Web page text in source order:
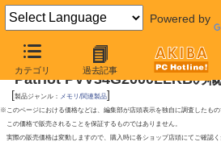
Powered by
カテゴリ 過去記事
2009年9月19日号
Patriot PVV34G2000LLKBの
[製品ジャンル： メモリ/関連製品]
※このページにおける価格などは、編集部が店頭表示を独自に調査したもの
この価格で販売されることを保証するものではありません。
実際の販売価格は変動しますので、購入時に各ショップ店頭にてご確認く